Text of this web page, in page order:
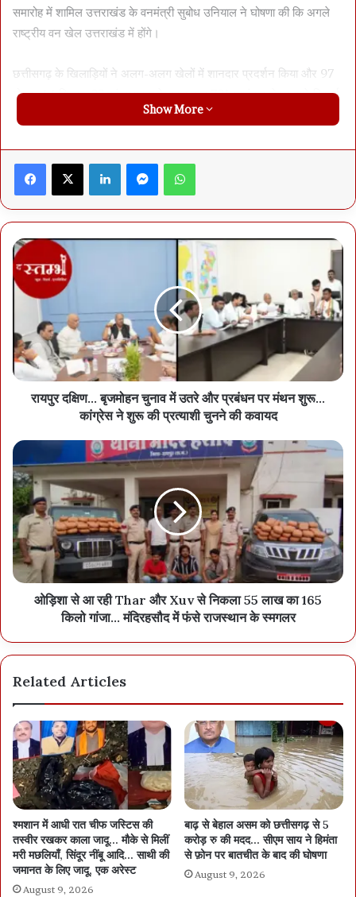
समारोह में शामिल उत्तराखंड के वनमंत्री सुबोध उनियाल ने घोषणा की कि अगले
राष्ट्रीय वन खेल उत्तराखंड में होंगे।
छत्तीसगढ़ के खिलाड़ियों ने अलग-अलग खेलों में शानदार प्रदर्शन किया और 97
गोल्ड, 44 सिल्वर, 33 कांस्य पदक के साथ कुल 731 प्वाइंट्स लेकर सारे रिकार्ड
तोड़ते हुए ओवरआल चैंपियंस ट्राफी अपने नाम पर की। दूसरे स्थान पर केरल ने
26 कांस्य पदक के साथ 363 प्वाइंट्स प्राप्त करते हुए तीसरे स्थान पर रहे।
समापन समारोह को सम्बोधित करते हुए स्पीकर डॉ. रमन सिंह ने कहा कि खेल
केदार कश्यप ने आयोजन की सफलता के लिए वन विभाग के अधिकारियों-
कर्मचारियों को बधाई दी। नोडल अफसर आईएफएस शालिनी रैना ने उत्तराखंड के
वनमंत्री सुबोध उनियाल को प्रतियोगिता के ध्वज को सौंपा। बता दें कि अखिल
भारतीय वन खेलकूद प्रतियोगिता का आयोजन 1992 से हो रहा है और यह
छत्तीसगढ़ में तीसरी बार संपन्न हुआ। यह प्रतियोगिता वनों के संरक्षण पर आधारित
है और इसमें वनरक्षक से लेकर आईएफएस अफसरों ने भी हिस्सा लिया।
खिलाड़ियों ने मेजबानी की प्रशंसा कीः राव
समारोह में वन बल प्रमुख श्रीनिवास राव ने कहा कि सीएम विष्णु देव साय और वन
मंत्री केदार कश्यप के मार्गदर्शन में इस खेल प्रतियोगिता का सफल आयोजन किया
गया है। विभिन्न राज्यों से आए खिलाड़ियों ने खेल भावना और मेजबानी की प्रशंसा
की है। प्रतियोगिता के दौरान सांस्कृतिक कार्यक्रमों के माध्यम से राज्य की
संस्कृति, परम्परा और स्थानीय गीत-संगीत से प्रतिभागियों को रूबरू कराया गया।
राज्य की संस्कृति और खान-पान की विशेषताएं भी आकर्षण का केंद्र रहीं।
सिंगर सुवर्णा तिवारी ने दी शानदार प्रस्तुति
समारोह में बॉलीवुड सिंगर सुवर्णा तिवारी के गीतों ने समां बांधा। इसके अलावा
सुप्रसिद्ध बस्तर बैंड और छत्तीसगढ़ की लोकगाथा लोरिक चन्दा की शानदार
छत्तीसगढ़ ओलंपिक एसोसिएशन के अध्यक्ष विक्रम सिसोदिया सहित विभागीय
अधिकारी-कर्मचारी उपस्थित थे।
Show More
Facebook X LinkedIn
रायपुर दक्षिण... बृजमोहन चुनाव में उतरे और प्रबंधन पर मंथन शुरू...
कांग्रेस ने शुरू की प्रत्याशी चुनने की कवायद
ओड़िशा से आ रही Thar और Xuv से निकला 55 लाख का 165
किलो गांजा... मंदिरहसौद में फंसे राजस्थान के स्मगलर
Related Articles
श्मशान में आधी रात चीफ जस्टिस की
तस्वीर रखकर काला जादू… मौके से मिलीं
मरी मछलियाँ, सिंदूर नींबू आदि… साथी की
जमानत के लिए जादू, एक अरेस्ट
August 9, 2026
बाढ़ से बेहाल असम को छत्तीसगढ़ से 5
करोड़ रु की मदद… सीएम साय ने हिमंता
से फ़ोन पर बातचीत के बाद की घोषणा
August 9, 2026